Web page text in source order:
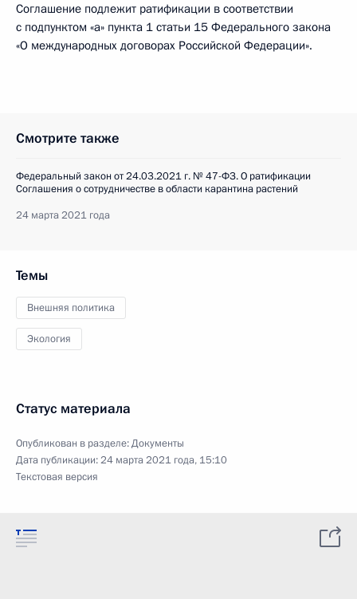
Соглашение подлежит ратификации в соответствии
с подпунктом «а» пункта 1 статьи 15 Федерального закона
«О международных договорах Российской Федерации».
Смотрите также
Федеральный закон от 24.03.2021 г. № 47-ФЗ. О ратификации
Соглашения о сотрудничестве в области карантина растений
24 марта 2021 года
Темы
Внешняя политика
Экология
Статус материала
Опубликован в разделе:Документы
Дата публикации:24 марта 2021 года, 15:10
Текстовая версия